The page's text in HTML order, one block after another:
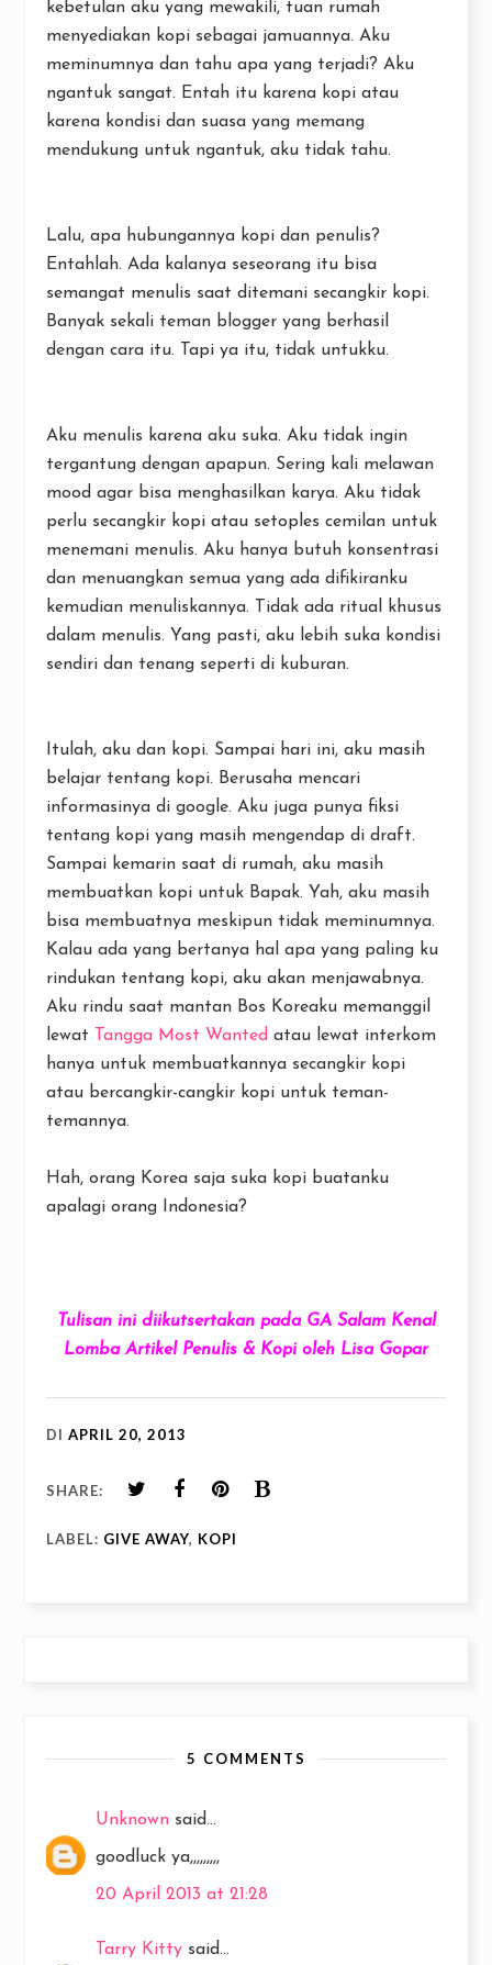
kebetulan aku yang mewakili, tuan rumah
menyediakan kopi sebagai jamuannya. Aku
meminumnya dan tahu apa yang terjadi? Aku
ngantuk sangat. Entah itu karena kopi atau
karena kondisi dan suasa yang memang
mendukung untuk ngantuk, aku tidak tahu.
Lalu, apa hubungannya kopi dan penulis?
Entahlah. Ada kalanya seseorang itu bisa
semangat menulis saat ditemani secangkir kopi.
Banyak sekali teman blogger yang berhasil
dengan cara itu. Tapi ya itu, tidak untukku.
Aku menulis karena aku suka. Aku tidak ingin
tergantung dengan apapun. Sering kali melawan
mood agar bisa menghasilkan karya. Aku tidak
perlu secangkir kopi atau setoples cemilan untuk
menemani menulis. Aku hanya butuh konsentrasi
dan menuangkan semua yang ada difikiranku
kemudian menuliskannya. Tidak ada ritual khusus
dalam menulis. Yang pasti, aku lebih suka kondisi
sendiri dan tenang seperti di kuburan.
Itulah, aku dan kopi. Sampai hari ini, aku masih
belajar tentang kopi. Berusaha mencari
informasinya di google. Aku juga punya fiksi
tentang kopi yang masih mengendap di draft.
Sampai kemarin saat di rumah, aku masih
membuatkan kopi untuk Bapak. Yah, aku masih
bisa membuatnya meskipun tidak meminumnya.
Kalau ada yang bertanya hal apa yang paling ku
rindukan tentang kopi, aku akan menjawabnya.
Aku rindu saat mantan Bos Koreaku memanggil
lewat
Tangga Most Wanted atau lewat interkom
hanya untuk membuatkannya secangkir kopi
atau bercangkir-cangkir kopi untuk teman-
temannya.
Hah, orang Korea saja suka kopi buatanku
apalagi orang Indonesia?
Tulisan ini diikutsertakan pada GA Salam Kenal
Lomba Artikel Penulis & Kopi oleh Lisa Gopar
DI APRIL 20, 2013
SHARE:
LABEL: GIVE AWAY, KOPI
5 COMMENTS
Unknown said...
goodluck ya,,,,,,,,,
20 April 2013 at 21:28
Tarry Kitty said...